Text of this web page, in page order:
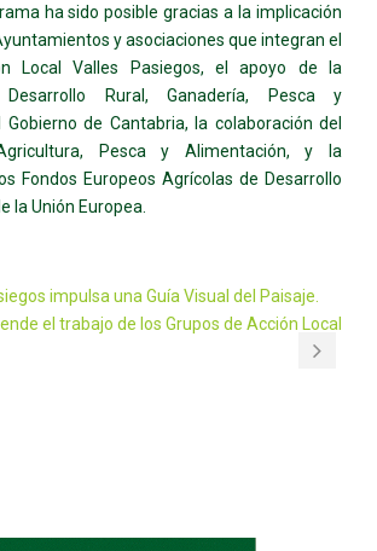
ha sido posible gracias a la implicación
y asociaciones que integran el
Local Valles Pasiegos, el apoyo de la
Rural, Ganadería, Pesca y
de Cantabria, la colaboración del
Pesca y Alimentación, y la
Fondos Europeos Agrícolas de Desarrollo
la Unión Europea.
impulsa una Guía Visual del Paisaje.
el trabajo de los Grupos de Acción Local